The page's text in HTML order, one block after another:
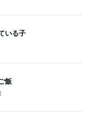
いる子
飯